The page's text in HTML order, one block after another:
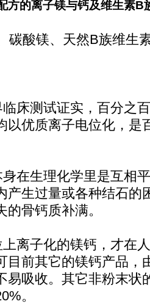
方的离子镁与钙及维生素B
酸镁、天然B族维生
床测试证实，百分之
以优质离子电位化，是
在生理化学里是互相
产生过量或各种结石的
骨钙质补满。
离子化的镁钙，才在
目前其它的镁钙产品，
易吸收。其它非粉末状
。